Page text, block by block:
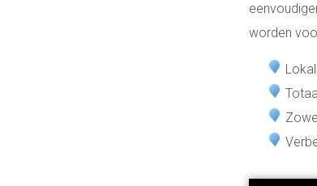
worden